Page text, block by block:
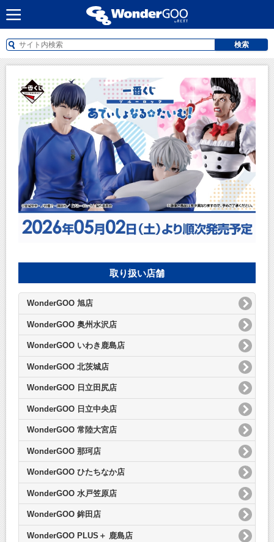
検索
取り扱い店舗
WonderGOO 旭店
WonderGOO 奥州水沢店
WonderGOO いわき鹿島店
WonderGOO 北茨城店
WonderGOO 日立田尻店
WonderGOO 日立中央店
WonderGOO 常陸大宮店
WonderGOO 那珂店
WonderGOO ひたちなか店
WonderGOO 水戸笠原店
WonderGOO 鉾田店
WonderGOO PLUS＋ 鹿島店